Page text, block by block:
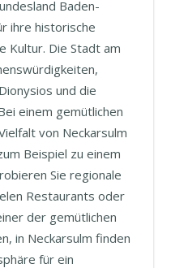
Baden-
ihre historische
Kultur. Die Stadt am
und die
einem gemütlichen
von Neckarsulm
Beispiel zu einem
Sie regionale
Restaurants oder
der gemütlichen
in Neckarsulm finden
für ein